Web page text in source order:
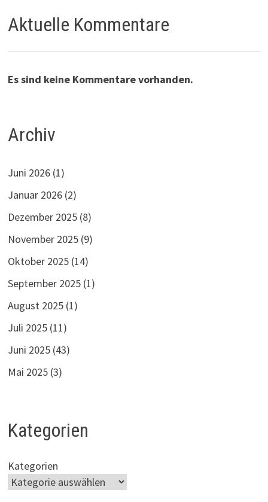
Aktuelle Kommentare
Es sind keine Kommentare vorhanden.
Archiv
Juni 2026 (1)
Januar 2026 (2)
Dezember 2025 (8)
November 2025 (9)
Oktober 2025 (14)
September 2025 (1)
August 2025 (1)
Juli 2025 (11)
Juni 2025 (43)
Mai 2025 (3)
Kategorien
Kategorien